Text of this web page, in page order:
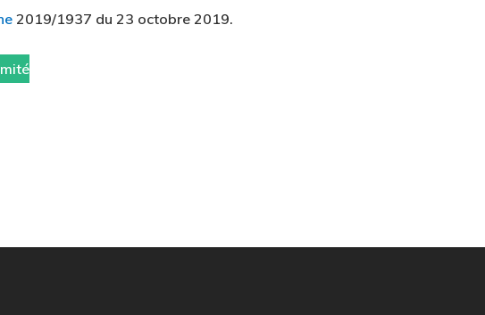
2019/1937 du 23 octobre 2019.